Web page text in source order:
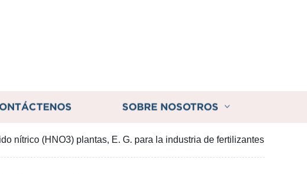
SOBRE NOSOTROS
nítrico (HNO3) plantas, E. G. para la industria de fertilizantes